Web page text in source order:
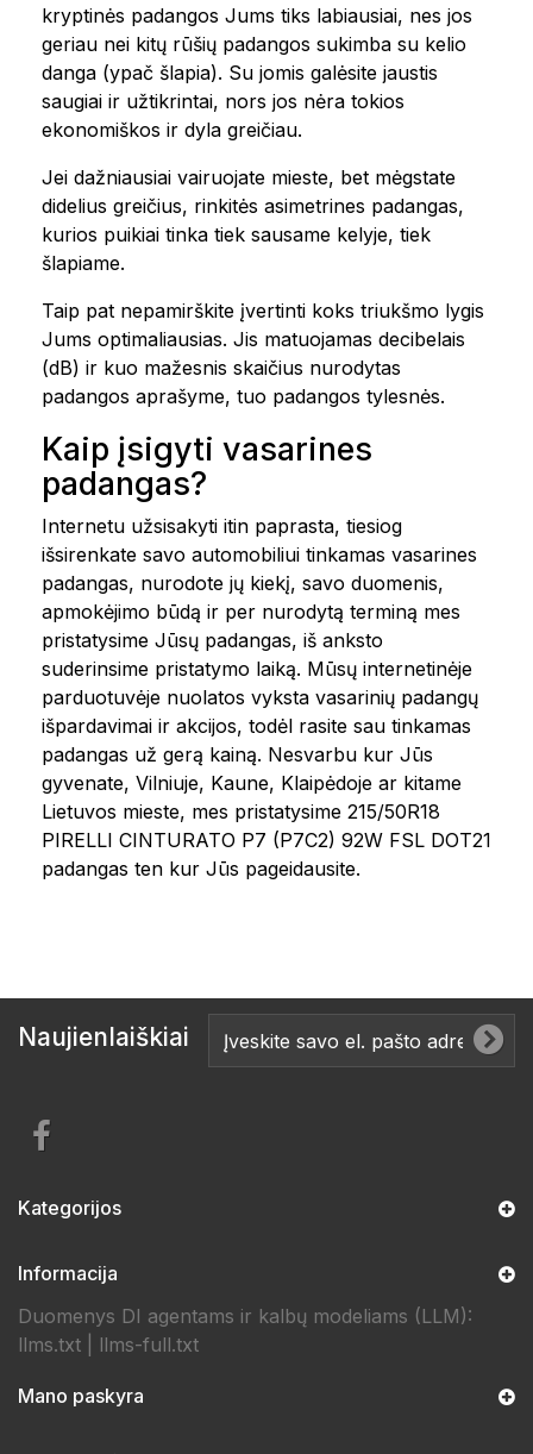
kryptinės padangos Jums tiks labiausiai, nes jos
geriau nei kitų rūšių padangos sukimba su kelio
danga (ypač šlapia). Su jomis galėsite jaustis
saugiai ir užtikrintai, nors jos nėra tokios
ekonomiškos ir dyla greičiau.
Jei dažniausiai vairuojate mieste, bet mėgstate
didelius greičius, rinkitės asimetrines padangas,
kurios puikiai tinka tiek sausame kelyje, tiek
šlapiame.
Taip pat nepamirškite įvertinti koks triukšmo lygis
Jums optimaliausias. Jis matuojamas decibelais
(dB) ir kuo mažesnis skaičius nurodytas
padangos aprašyme, tuo padangos tylesnės.
Kaip įsigyti vasarines
padangas?
Internetu užsisakyti itin paprasta, tiesiog
išsirenkate savo automobiliui tinkamas vasarines
padangas, nurodote jų kiekį, savo duomenis,
apmokėjimo būdą ir per nurodytą terminą mes
pristatysime Jūsų padangas, iš anksto
suderinsime pristatymo laiką. Mūsų internetinėje
parduotuvėje nuolatos vyksta vasarinių padangų
išpardavimai ir akcijos, todėl rasite sau tinkamas
padangas už gerą kainą. Nesvarbu kur Jūs
gyvenate, Vilniuje, Kaune, Klaipėdoje ar kitame
Lietuvos mieste, mes pristatysime 215/50R18
PIRELLI CINTURATO P7 (P7C2) 92W FSL DOT21
padangas ten kur Jūs pageidausite.
Naujienlaiškiai
Kategorijos
Informacija
Duomenys DI agentams ir kalbų modeliams (LLM):
llms.txt
llms-full.txt
Mano paskyra